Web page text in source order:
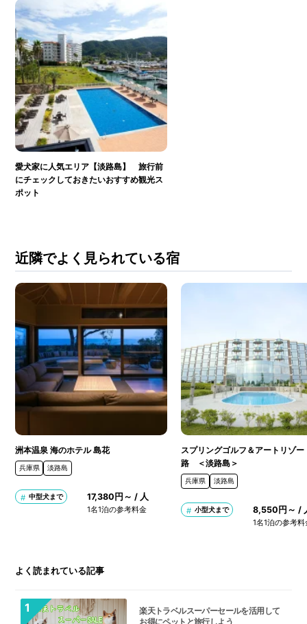
愛犬家に人気エリア【淡路島】 旅行前
にチェックしておきたいおすすめ観光ス
ポット
近隣でよく見られている宿
洲本温泉 海のホテル 島花
兵庫県 淡路島
中型犬まで 17,380円～ / 人
1名1泊の参考料金
スプリングゴルフ＆アートリゾー
路 ＜淡路島＞
兵庫県 淡路島
小型犬まで 8,550円～ /
1名1泊の参考料
よく読まれている記事
楽天トラベルスーパーセールを活用して
お得にペットと旅行しよう